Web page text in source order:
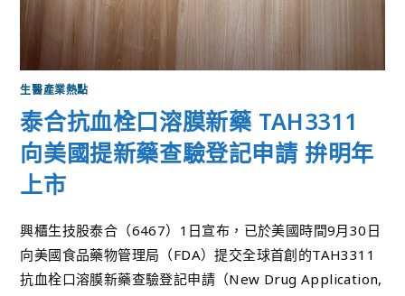
生醫產業熱點
泰合抗血栓口溶膜新藥 TAH3311
向美國提新藥查驗登記申請 拚明年
上市
興櫃生技股泰合（6467）1日宣布，已於美國時間9月30日
向美國食品藥物管理局（FDA）提交全球首創的TAH3311
抗血栓口溶膜新藥查驗登記申請（New Drug Application,